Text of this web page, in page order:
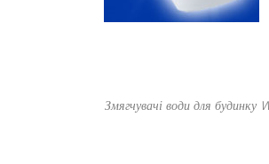
Змягчувачі води для